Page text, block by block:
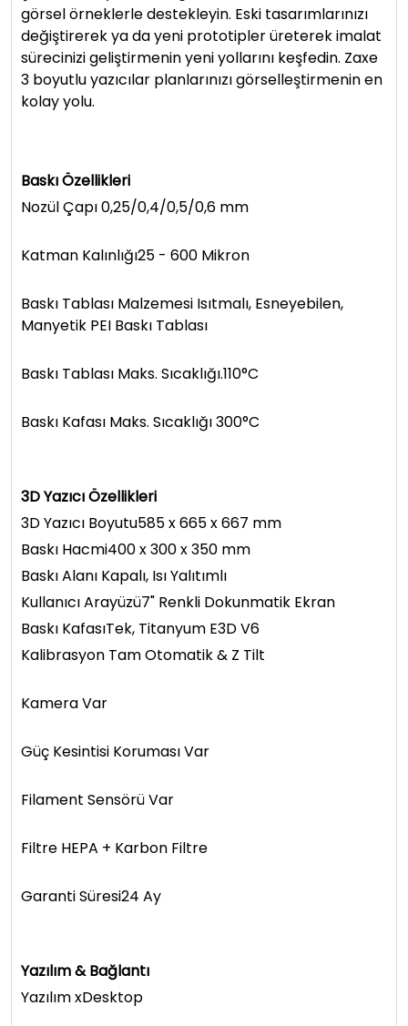
görsel örneklerle destekleyin. Eski tasarımlarınızı
değiştirerek ya da yeni prototipler üreterek imalat
sürecinizi geliştirmenin yeni yollarını keşfedin. Zaxe
3 boyutlu yazıcılar planlarınızı görselleştirmenin en
kolay yolu.
Baskı Özellikleri
Nozül Çapı 0,25/0,4/0,5/0,6 mm
Katman Kalınlığı25 - 600 Mikron
Baskı Tablası Malzemesi Isıtmalı, Esneyebilen,
Manyetik PEI Baskı Tablası
Baskı Tablası Maks. Sıcaklığı.110°C
Baskı Kafası Maks. Sıcaklığı 300°C
3D Yazıcı Özellikleri
3D Yazıcı Boyutu585 x 665 x 667 mm
Baskı Hacmi400 x 300 x 350 mm
Baskı Alanı Kapalı, Isı Yalıtımlı
Kullanıcı Arayüzü7" Renkli Dokunmatik Ekran
Baskı KafasıTek, Titanyum E3D V6
Kalibrasyon Tam Otomatik & Z Tilt
Kamera Var
Güç Kesintisi Koruması Var
Filament Sensörü Var
Filtre HEPA + Karbon Filtre
Garanti Süresi24 Ay
Yazılım & Bağlantı
Yazılım xDesktop